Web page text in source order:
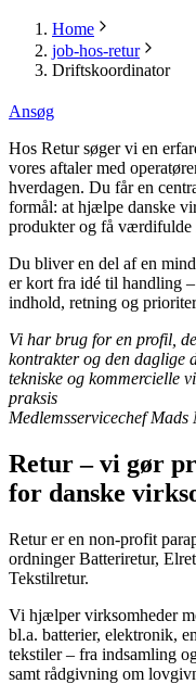
Home
job-hos-retur
Driftskoordinator
Ansøg
Hos Retur søger vi en
vores aftaler med
hverdagen. Du får en
formål: at hjælpe danske
produkter og få værdifulde
Du bliver en del af en
er kort fra idé til handling
indhold, retning og
Vi har brug for en profil,
kontrakter og den daglige
tekniske og kommercielle
praksis
Medlemsservicechef
Retur – vi gør
for danske
Retur er en non-profit
ordninger Batteriretur,
Tekstilretur.
Vi hjælper virksomheder
bl.a. batterier, elektronik,
tekstiler – fra indsamling
samt rådgivning om